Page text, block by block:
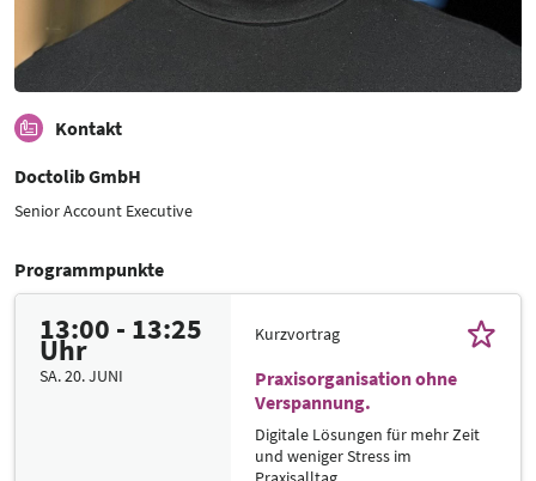
Kontakt
Doctolib GmbH
Senior Account Executive
Programmpunkte
13:00 - 13:25
Uhr
SA. 20. JUNI
Kurzvortrag
Praxisorganisation ohne
Verspannung.
Digitale Lösungen für mehr Zeit
und weniger Stress im